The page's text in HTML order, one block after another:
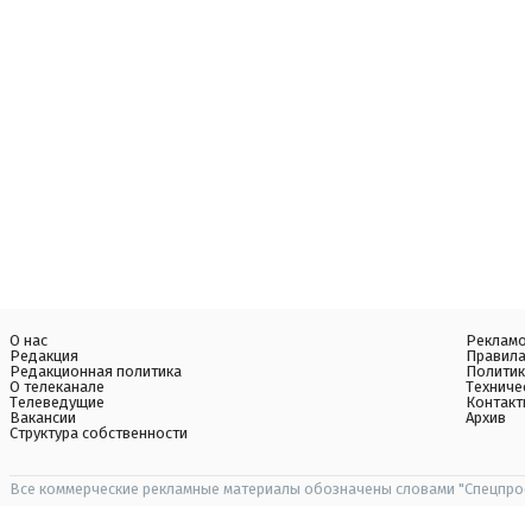
О нас
Редакция
Редакционная политика
О телеканале
Телеведущие
Вакансии
Структура собственности
Архив
Все коммерческие рекламные материалы обозначены словами